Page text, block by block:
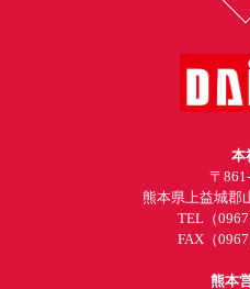
本
〒
熊本県上益城郡
TEL （
FAX（
熊本